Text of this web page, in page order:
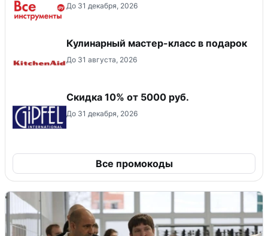
До 31 декабря, 2026
Кулинарный мастер-класс в подарок
До 31 августа, 2026
Скидка 10% от 5000 руб.
До 31 декабря, 2026
Все промокоды